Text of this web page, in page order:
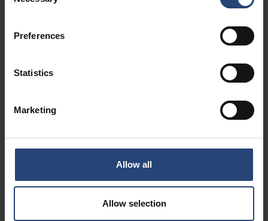
Preferences
Statistics
Marketing
Allow all
Allow selection
Een doos die is getest voor verpakkingsgroep I mag natuurlijk
maximale brutogewicht niet wordt overschreden.